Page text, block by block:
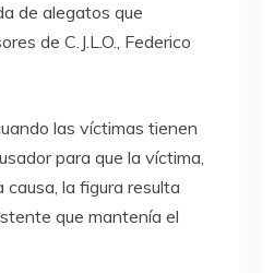
de alegatos que
de C.J.L.O., Federico
las víctimas tienen
para que la víctima,
la figura resulta
que mantenía el